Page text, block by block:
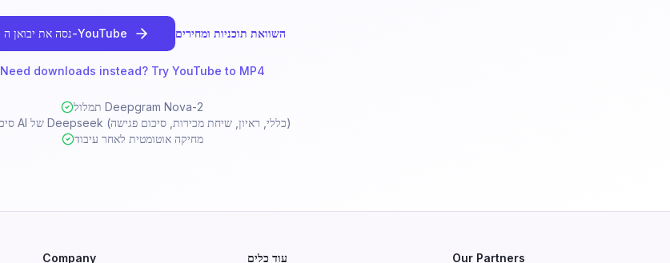
נסה את יבואן ה-YouTube השוואת תוכניות ומחירים
Need downloads instead? Try YouTube to MP4
תמלול Deepgram Nova-2
סיכומי AI של Deepseek (כללי, ראיון, שיחת מכירות, סיכום פגישה)
מחיקה אוטומטית לאחר עיבוד
Company עוד כלים Our Partners